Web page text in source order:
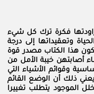
فكرة ترك كل شيء
وتعقيداتها إلى درجة
هذا الكتاب مصدر قوة
أصابتهن خيبة الأمل من
وقوائم الأشياء التي
ذلك أن الوضع القائم
الموجود يتطلب تغييرا